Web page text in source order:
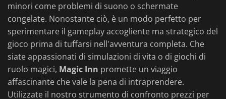
minori come problemi di suono o schermate
congelate. Nonostante ciò, è un modo perfetto per
sperimentare il gameplay accogliente ma strategico del
gioco prima di tuffarsi nell'avventura completa. Che
siate appassionati di simulazioni di vita o di giochi di
ruolo magici, Magic Inn promette un viaggio
affascinante che vale la pena di intraprendere.
Utilizzate il nostro strumento di confronto prezzi per